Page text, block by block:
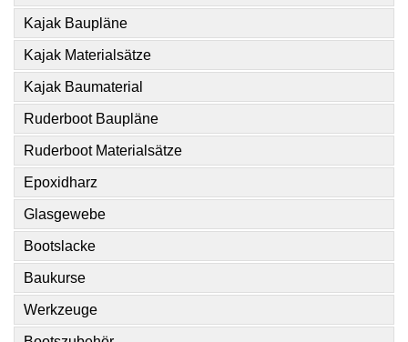
Kajak Baupläne
Kajak Materialsätze
Kajak Baumaterial
Ruderboot Baupläne
Ruderboot Materialsätze
Epoxidharz
Glasgewebe
Bootslacke
Baukurse
Werkzeuge